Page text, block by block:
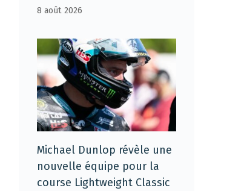
8 août 2026
Michael Dunlop révèle une
nouvelle équipe pour la
course Lightweight Classic